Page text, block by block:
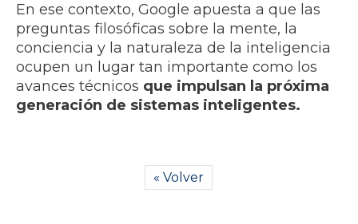
En ese contexto, Google apuesta a que las
preguntas filosóficas sobre la mente, la
conciencia y la naturaleza de la inteligencia
ocupen un lugar tan importante como los
avances técnicos que impulsan la próxima
generación de sistemas inteligentes.
« Volver